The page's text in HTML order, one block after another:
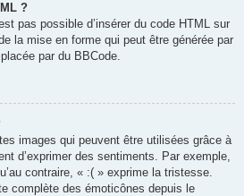
?
pas possible d’insérer du code HTML sur
la mise en forme qui peut être générée par
par du BBCode.
images qui peuvent être utilisées grâce à
d’exprimer des sentiments. Par exemple,
contraire, « :( » exprime la tristesse.
complète des émoticônes depuis le